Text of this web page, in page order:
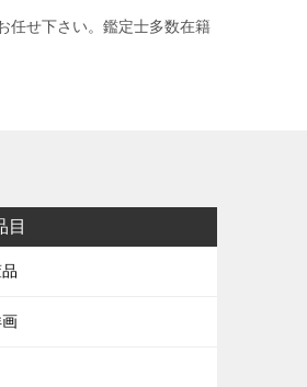
任せ下さい。鑑定士多数在籍
目